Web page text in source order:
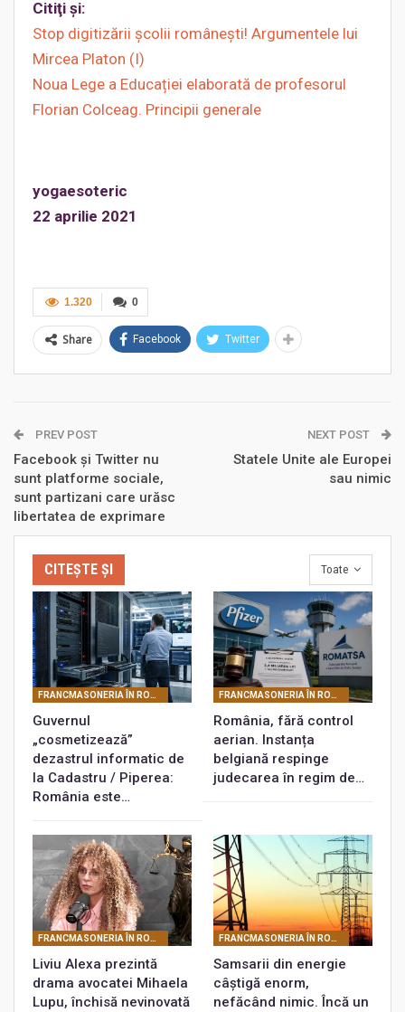
Citiţi şi:
Stop digitizării școlii românești! Argumentele lui
Mircea Platon (I)
Noua Lege a Educației elaborată de profesorul
Florian Colceag. Principii generale
yogaesoteric
22 aprilie 2021
0
1.320
Share Facebook Twitter
PREV POST
Facebook și Twitter nu
sunt platforme sociale,
sunt partizani care urăsc
libertatea de exprimare
NEXT POST
Statele Unite ale Europei
sau nimic
Toate
CITEȘTE ȘI
FRANCMASONERIA ÎN ROMÂNIA
Guvernul
„cosmetizează”
dezastrul informatic de
la Cadastru / Piperea:
România este…
FRANCMASONERIA ÎN ROMÂNIA
România, fără control
aerian. Instanța
belgiană respinge
judecarea în regim de…
FRANCMASONERIA ÎN ROMÂNIA
Liviu Alexa prezintă
drama avocatei Mihaela
Lupu, închisă nevinovată
FRANCMASONERIA ÎN ROMÂNIA
Samsarii din energie
câștigă enorm,
nefăcând nimic. Încă un